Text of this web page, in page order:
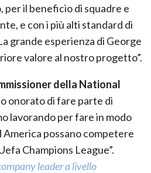
per il beneficio di squadre e
e con i più alti standard di
grande esperienza di George
valore al nostro progetto”.
della National
onorato di fare parte di
lavorando per fare in modo
America possano competere
Champions League”.
leader a livello